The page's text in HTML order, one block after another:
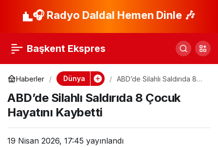
🎧 Radyo Daldal Hemen Dinle 🎶
Başkent Ekspres
Haberler Dünya
ABD’de Silahlı Saldırıda 8
ABD’de Silahlı Saldırıda 8 Çocuk
Hayatını Kaybetti
19 Nisan 2026, 17:45 yayınlandı
İsrail’den Lübnan’a
Talimatı!
Paylaş